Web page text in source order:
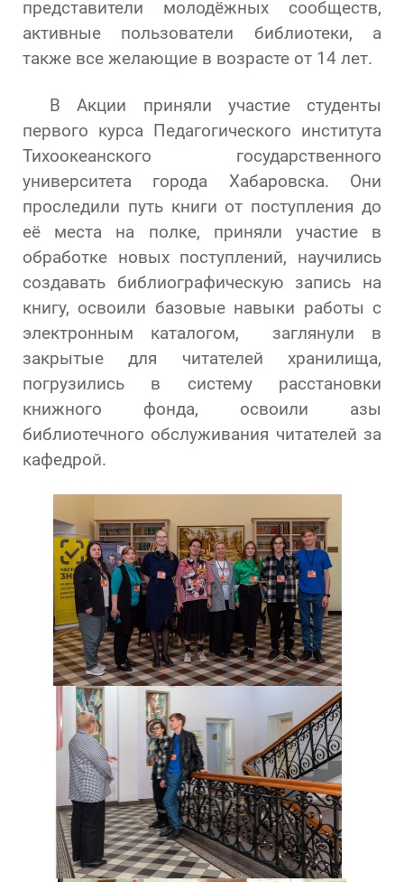
представители молодёжных сообществ,
активные пользователи библиотеки, а
также все желающие в возрасте от 14 лет.
В Акции приняли участие студенты
первого курса Педагогического института
Тихоокеанского государственного
университета города Хабаровска. Они
проследили путь книги от поступления до
её места на полке, приняли участие в
обработке новых поступлений, научились
создавать библиографическую запись на
книгу, освоили базовые навыки работы с
электронным каталогом, заглянули в
закрытые для читателей хранилища,
погрузились в систему расстановки
книжного фонда, освоили азы
библиотечного обслуживания читателей за
кафедрой.